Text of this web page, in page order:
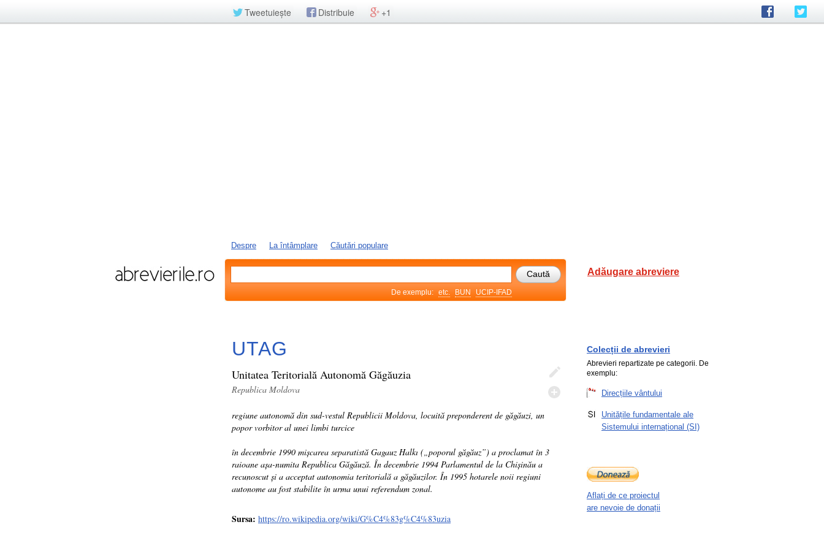
Tweetuiește Distribuie +1
Despre La întâmplare Căutări populare
De exemplu: etc. BUN UCIP-IFAD
Adăugare abreviere
UTAG
Unitatea Teritorială Autonomă Găgăuzia
Republica Moldova
regiune autonomă din sud-vestul Republicii Moldova, locuită preponderent de găgăuzi, un
popor vorbitor al unei limbi turcice
în decembrie 1990 mișcarea separatistă Gagauz Halkı („poporul găgăuz”) a proclamat în 3
raioane așa-numita Republica Găgăuză. În decembrie 1994 Parlamentul de la Chișinău a
recunoscut și a acceptat autonomia teritorială a găgăuzilor. În 1995 hotarele noii regiuni
autonome au fost stabilite în urma unui referendum zonal.
Sursa: https://ro.wikipedia.org/wiki/G%C4%83g%C4%83uzia
Colecții de abrevieri
Abrevieri repartizate pe categorii. De
exemplu:
Direcțiile vântului
Unitățile fundamentale ale
Sistemului internațional (SI)
Aflați de ce proiectul
are nevoie de donații